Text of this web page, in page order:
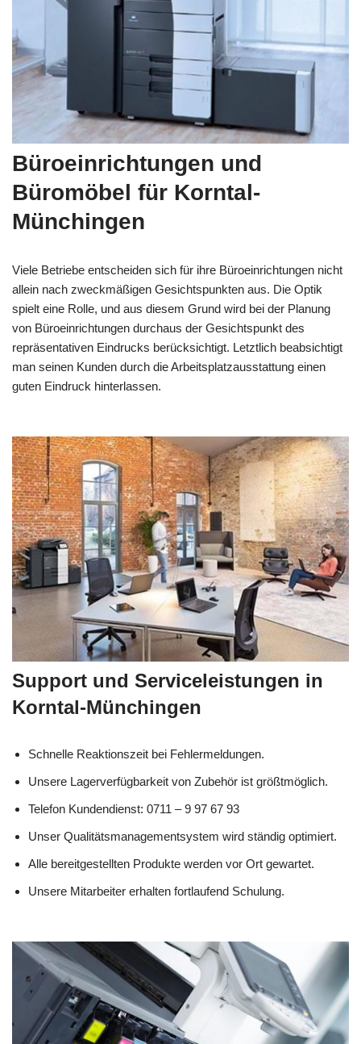
Büroeinrichtungen und
Büromöbel für Korntal-
Münchingen
Viele Betriebe entscheiden sich für ihre Büroeinrichtungen nicht
allein nach zweckmäßigen Gesichtspunkten aus. Die Optik
spielt eine Rolle, und aus diesem Grund wird bei der Planung
von Büroeinrichtungen durchaus der Gesichtspunkt des
repräsentativen Eindrucks berücksichtigt. Letztlich beabsichtigt
man seinen Kunden durch die Arbeitsplatzausstattung einen
guten Eindruck hinterlassen.
Support und Serviceleistungen in
Korntal-Münchingen
Schnelle Reaktionszeit bei Fehlermeldungen.
Unsere Lagerverfügbarkeit von Zubehör ist größtmöglich.
Telefon Kundendienst: 0711 – 9 97 67 93
Unser Qualitätsmanagementsystem wird ständig optimiert.
Alle bereitgestellten Produkte werden vor Ort gewartet.
Unsere Mitarbeiter erhalten fortlaufend Schulung.